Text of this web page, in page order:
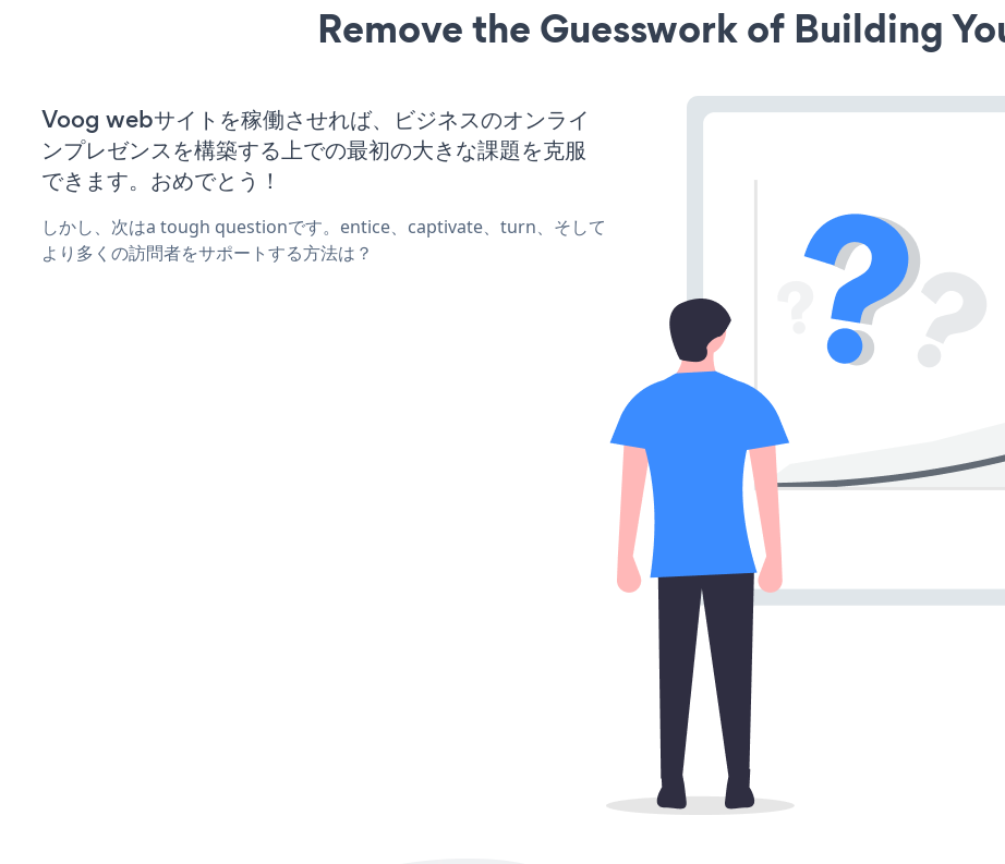
Remove the Guesswork of Building
Voog webサイトを稼働させれば、ビジネスのオンライ
ンプレゼンスを構築する上での最初の大きな課題を克服
できます。おめでとう！
しかし、次はa tough questionです。entice、captivate、turn、そして
より多くの訪問者をサポートする方法は？